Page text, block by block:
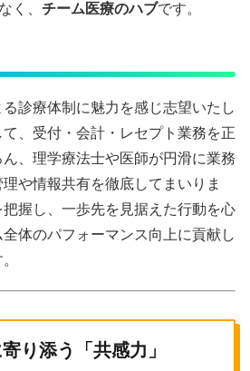
く、 チーム医療のハブです。
診療体制に魅力を感じ志望いたし
、受付・会計・レセプト業務を正
、理学療法士や医師が円滑に業務
や情報共有を徹底してまいりま
握し、一歩先を見据えた行動を心
体のパフォーマンス向上に貢献し
り添う「共感力」